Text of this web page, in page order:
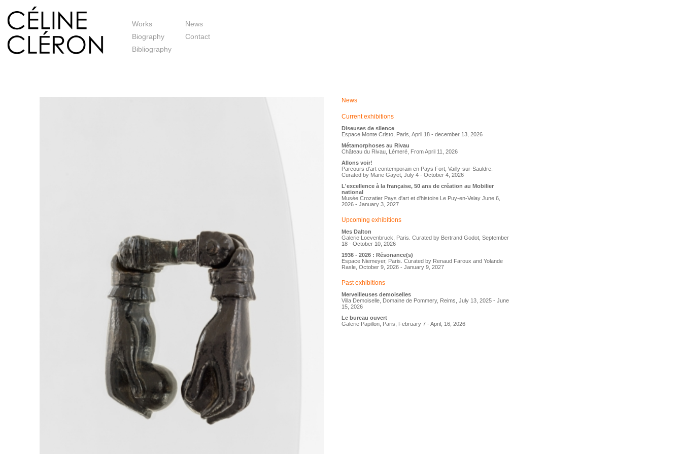
Works
News
Biography
Contact
Bibliography
News
Current exhibitions
Diseuses de silence
Espace Monte Cristo, Paris, April 18 - december 13, 2026
Métamorphoses au Rivau
Château du Rivau, Lémeré, From April 11, 2026
Allons voir!
Parcours d'art contemporain en Pays Fort, Vailly-sur-Sauldre.
Curated by Marie Gayet, July 4 - October 4, 2026
L'excellence à la française, 50 ans de création au Mobilier
national
Musée Crozatier Pays d'art et d'histoire Le Puy-en-Velay June 6,
2026 - January 3, 2027
Upcoming exhibitions
Mes Dalton
Galerie Loevenbruck, Paris. Curated by Bertrand Godot, September
18 - October 10, 2026
1936 - 2026 : Résonance(s)
Espace Niemeyer, Paris. Curated by Renaud Faroux and Yolande
Rasle, October 9, 2026 - January 9, 2027
Past exhibitions
Merveilleuses demoiselles
Villa Demoiselle, Domaine de Pommery, Reims, July 13, 2025 - June
15, 2026
Le bureau ouvert
Galerie Papillon, Paris, February 7 - April, 16, 2026